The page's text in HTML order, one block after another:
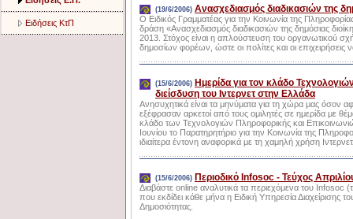
Ειδήσεις ΚτΠ
(19/6/2006) Ανασχεδιασμός διαδικασιών της
Ο Ειδικός Γραμματέας για την Κοινωνία της
δράση «Ανασχεδιασμός διαδικασιών της δημόσιας
2013. Στόχος είναι η απλούστευση του οργανωτικού
δημοσίων φορέων, ώστε οι πολίτες και οι επιχειρήσεις
(15/6/2006) Ημερίδα για τον κλάδο
διείσδυση του Ιντερνετ στην Ελλάδα
Ανησυχητικά είναι τα μηνύματα για τη χώρα μας όσον
εξέφρασαν αρκετοί από τους ομιλητές σε ημερίδα με
κλάδο των Τεχνολογιών Πληροφορικής και
Ιουνίου το Παρατηρητήριο για την Κοινωνία της
ιδιαίτερα έντονη αναφορικά με τη χαμηλή χρήση Ιντερνετ
(15/6/2006) Περιοδικό Infosoc - Τεύχος
Διαβάστε online αναλυτικά τα περιεχόμενα του Infosoc
που εκδίδει κάθε μήνα η Ειδική Υπηρεσία
Δημοσιότητας.